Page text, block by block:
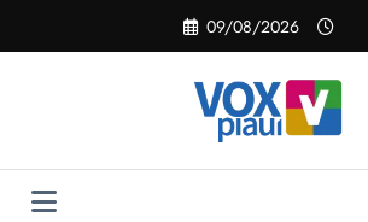
o
09/08/2026